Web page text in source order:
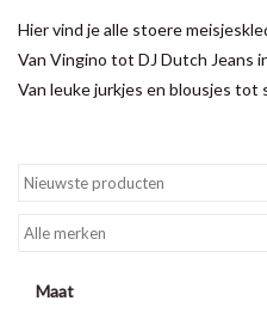
Merken
Hier vind je alle stoere
Van Vingino tot DJ Dutch Jeans
Van leuke jurkjes en blousjes tot
Maat